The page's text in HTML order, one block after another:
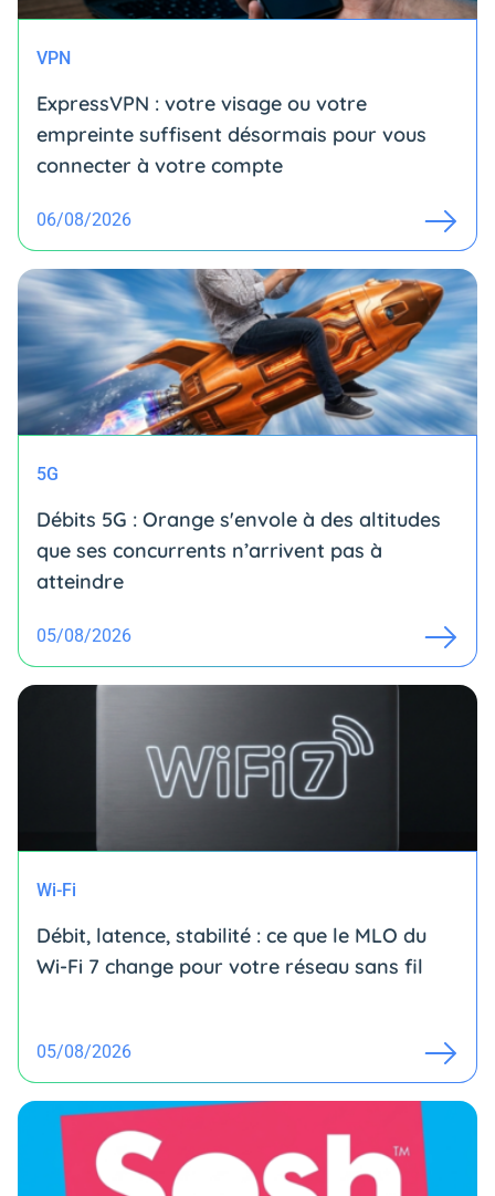
VPN
ExpressVPN : votre visage ou votre
empreinte suffisent désormais pour vous
connecter à votre compte
06/08/2026
5G
Débits 5G : Orange s'envole à des altitudes
que ses concurrents n’arrivent pas à
atteindre
05/08/2026
Wi-Fi
Débit, latence, stabilité : ce que le MLO du
Wi-Fi 7 change pour votre réseau sans fil
05/08/2026